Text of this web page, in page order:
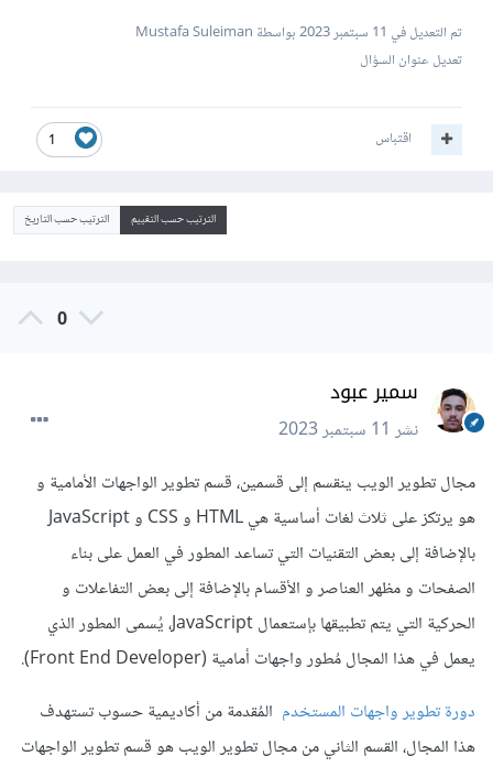
تم التعديل في 11 سبتمبر 2023
بواسطة Mustafa Suleiman
تعديل عنوان السؤال
1 اقتباس
الترتيب حسب التقييم الترتيب حسب التاريخ
0
سمير عبود
نشر11 سبتمبر 2023
مجال تطوير الويب ينقسم إلى قسمين، قسم تطوير الواجهات الأمامية و
هو يرتكز على ثلاث لغات أساسية هي HTML و CSS و JavaScript
بالإضافة إلى بعض التقنيات التي تساعد المطور في العمل على بناء
الصفحات و مظهر العناصر و الأقسام بالإضافة إلى بعض التفاعلات و
الحركية التي يتم تطبيقها بإستعمال JavaScript، يُسمى المطور الذي
يعمل في هذا المجال مُطور واجهات أمامية (Front End Developer).
دورة تطوير واجهات المستخدمالمُقدمة من أكاديمية حسوب تستهدف
هذا المجال، القسم الثاني من مجال تطوير الويب هو قسم تطوير الواجهات